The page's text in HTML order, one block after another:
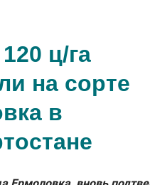
ц/га
на сорте
в